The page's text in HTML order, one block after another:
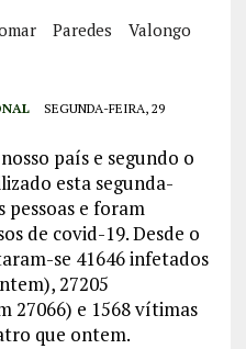
Paredes Valongo
SEGUNDA-FEIRA, 29
país e segundo o
esta segunda-
e foram
de covid-19. Desde o
se 41646 infetados
27205
27066) e 1568 vítimas
que ontem.